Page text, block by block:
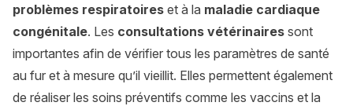
problèmes respiratoires et à la maladie cardiaque
congénitale. Les consultations vétérinaires sont
importantes afin de vérifier tous les paramètres de santé
au fur et à mesure qu’il vieillit. Elles permettent également
de réaliser les soins préventifs comme les vaccins et la